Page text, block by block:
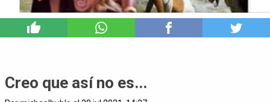
Creo que así no es...